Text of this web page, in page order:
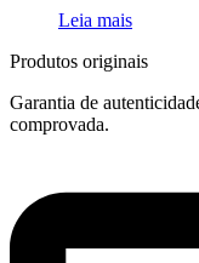
Leia mais
Produtos originais
Garantia de
comprovada.